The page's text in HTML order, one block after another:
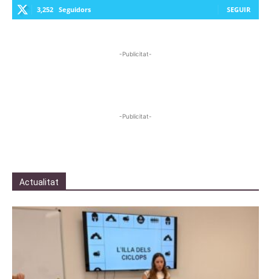
3,252 Seguidors SEGUIR
-Publicitat-
-Publicitat-
Actualitat